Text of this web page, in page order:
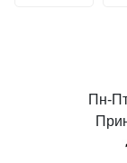
Пн-